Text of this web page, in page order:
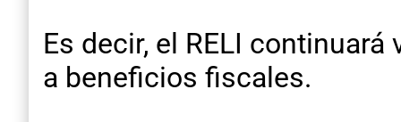
Es decir, el RELI
a beneficios fiscales.